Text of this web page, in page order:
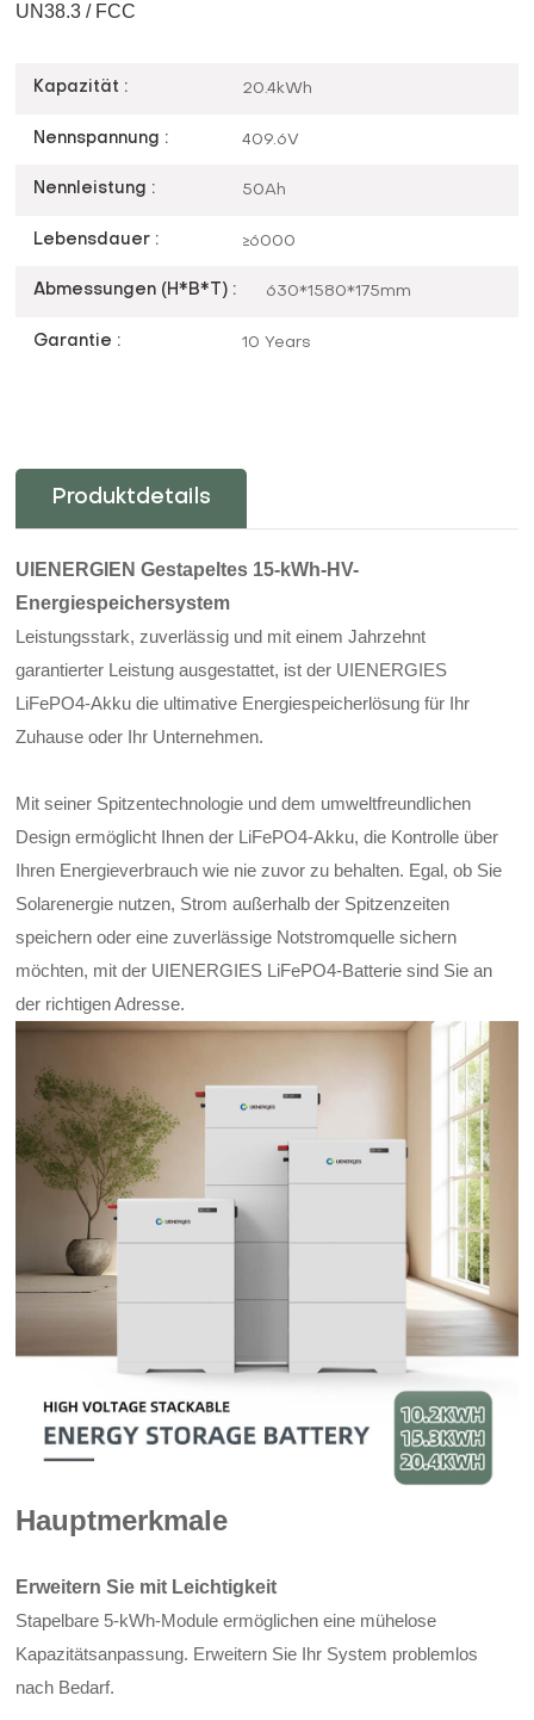
UN38.3 / FCC
Kapazität : 20.4kWh
Nennspannung : 409.6V
Nennleistung : 50Ah
Lebensdauer : ≥6000
Abmessungen (H*B*T) : 630*1580*175mm
Garantie : 10 Years
Produktdetails
UIENERGIENGestapeltes 15-kWh-HV-
Energiespeichersystem
Leistungsstark, zuverlässig und mit einem Jahrzehnt
garantierter Leistung ausgestattet, ist der UIENERGIES
LiFePO4-Akku die ultimative Energiespeicherlösung für Ihr
Zuhause oder Ihr Unternehmen.
Mit seiner Spitzentechnologie und dem umweltfreundlichen
Design ermöglicht Ihnen der LiFePO4-Akku, die Kontrolle über
Ihren Energieverbrauch wie nie zuvor zu behalten. Egal, ob Sie
Solarenergie nutzen, Strom außerhalb der Spitzenzeiten
speichern oder eine zuverlässige Notstromquelle sichern
möchten, mit der UIENERGIES LiFePO4-Batterie sind Sie an
der richtigen Adresse.
Hauptmerkmale
Erweitern Sie mit Leichtigkeit
Stapelbare 5-kWh-Module ermöglichen eine mühelose
Kapazitätsanpassung. Erweitern Sie Ihr System problemlos
nach Bedarf.